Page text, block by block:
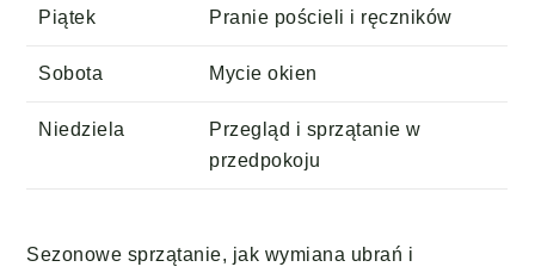
Piątek Pranie pościeli i ręczników
Sobota Mycie okien
Niedziela
Przegląd i sprzątanie w
przedpokoju
Sezonowe sprzątanie, jak wymiana ubrań i